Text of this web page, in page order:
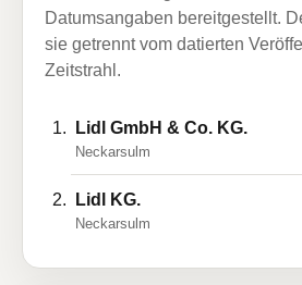
Datumsangaben bereitgestellt.
sie getrennt vom datierten
Zeitstrahl.
Lidl GmbH & Co. KG.
Neckarsulm
Lidl KG.
Neckarsulm